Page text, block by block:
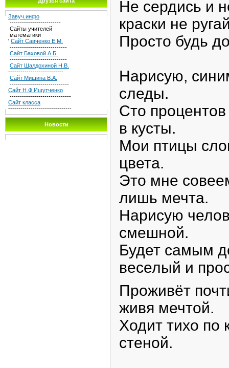
Завуч.инфо
-------------------------
Сайты учителей
математики
' Сайт Савченко Е.М.
----------------------------
Сайт Баховой А.Б.
----------------------------
Сайт Шалдохиной Н.В.
---------------------------
Сайт Мишина В.А.
-----------------------------
Сайт Н.Ф.Ишутченко
------------------------------
Сайт класса
-------------------------------
Новости
Не сердись и
краски не
Просто будь
Нарисую,
следы.
Сто
в кусты.
Мои птицы
цвета.
Это мне
лишь мечта.
Нарисую
смешной.
Будет самым
веселый и
Проживёт
живя мечтой.
Ходит тихо по
стеной.